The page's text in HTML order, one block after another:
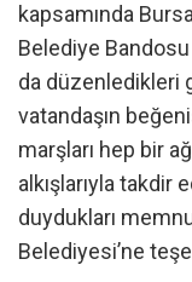
kapsamında
Belediye
da düzenledikleri
vatandaşın
marşları hep bir
alkışlarıyla takdir
duydukları
Belediyesi’ne